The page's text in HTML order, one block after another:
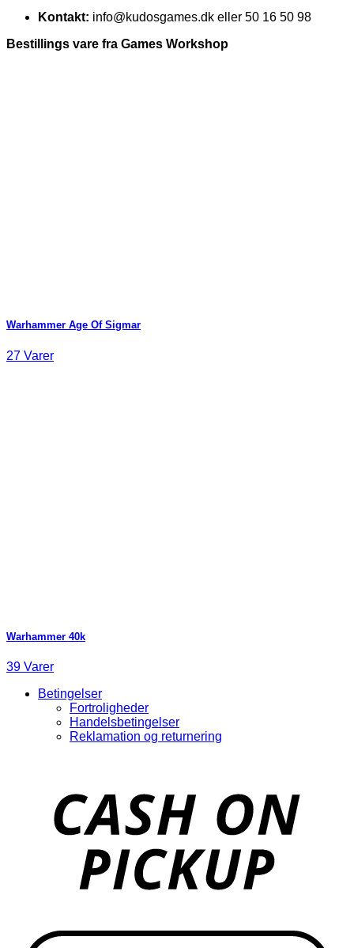
Kontakt: info@kudosgames.dk eller 50 16 50 98
Bestillings vare fra Games Workshop
Warhammer Age Of Sigmar
27 Varer
Warhammer 40k
39 Varer
Betingelser
Fortroligheder
Handelsbetingelser
Reklamation og returnering